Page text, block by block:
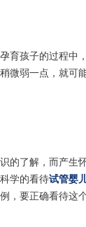
育孩子的过程中
微弱一点，就可
的了解，而产生
学的看待试管婴
，要正确看待这个